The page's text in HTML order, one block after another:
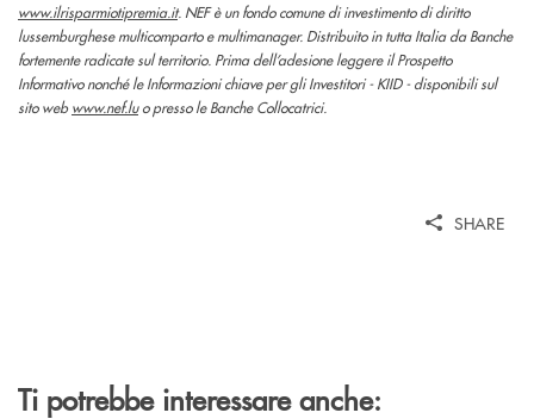
www.ilrisparmiotipremia.it. NEF è un fondo comune di investimento di diritto
lussemburghese multicomparto e multimanager. Distribuito in tutta Italia da Banche
fortemente radicate sul territorio. Prima dell’adesione leggere il Prospetto
Informativo nonché le Informazioni chiave per gli Investitori - KIID - disponibili sul
sito webwww.nef.luo presso le Banche Collocatrici.
SHARE
Ti potrebbe interessare anche: